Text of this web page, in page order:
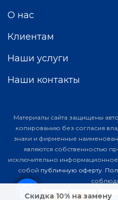
Скидка 10% на замену
О нас
Клиентам
Наши услуги
Наши контакты
Материалы сайта защищены
копированию без согласия
знаки и фирменные
являются собственностью
исключительно информационное
собой публичную оферту.